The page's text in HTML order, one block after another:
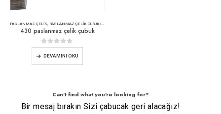
PASLANMAZ ÇELIK PASLANMAZ ÇELIK ÇUBUK/ÇUBUK
430 paslanmaz çelik çubuk
05 üzerinden
DEVAMINI OKU
Can't find what you're looking for?
Bir mesaj bırakın Sizi çabucak geri alacağız!